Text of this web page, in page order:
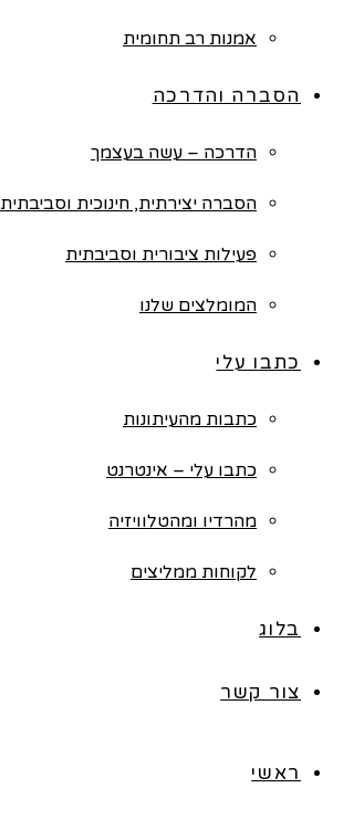
אמנות רב תחומית
הסברה והדרכה
הדרכה – עשה בעצמך
הסברה יצירתית, חינוכית וסביבתית
פעילות ציבורית וסביבתית
המומלצים שלנו
כתבו עלי
כתבות מהעיתונות
כתבו עלי – אינטרנט
מהרדיו ומהטלוויזיה
לקוחות ממליצים
בלוג
צור קשר
ראשי